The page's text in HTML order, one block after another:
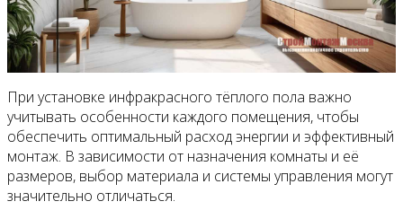
При установке инфракрасного тёплого пола важно
учитывать особенности каждого помещения, чтобы
обеспечить оптимальный расход энергии и эффективный
монтаж. В зависимости от назначения комнаты и её
размеров, выбор материала и системы управления могут
значительно отличаться.